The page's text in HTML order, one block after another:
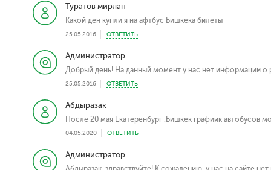
Туратов мирлан
Какой ден купли я на афтбус Бишкека билеты
25.05.2016 ОТВЕТИТЬ
Администратор
Добрый день! На данный момент у нас нет информации о
25.05.2016 ОТВЕТИТЬ
Абдыразак
После 20 мая Екатеренбург .Бишкек графиик автобусов
04.05.2020 ОТВЕТИТЬ
Администратор